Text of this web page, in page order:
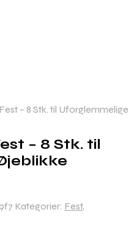
– 8 Stk. til Uforglemmelige
– 8 Stk. til
Kategorier: Fest,